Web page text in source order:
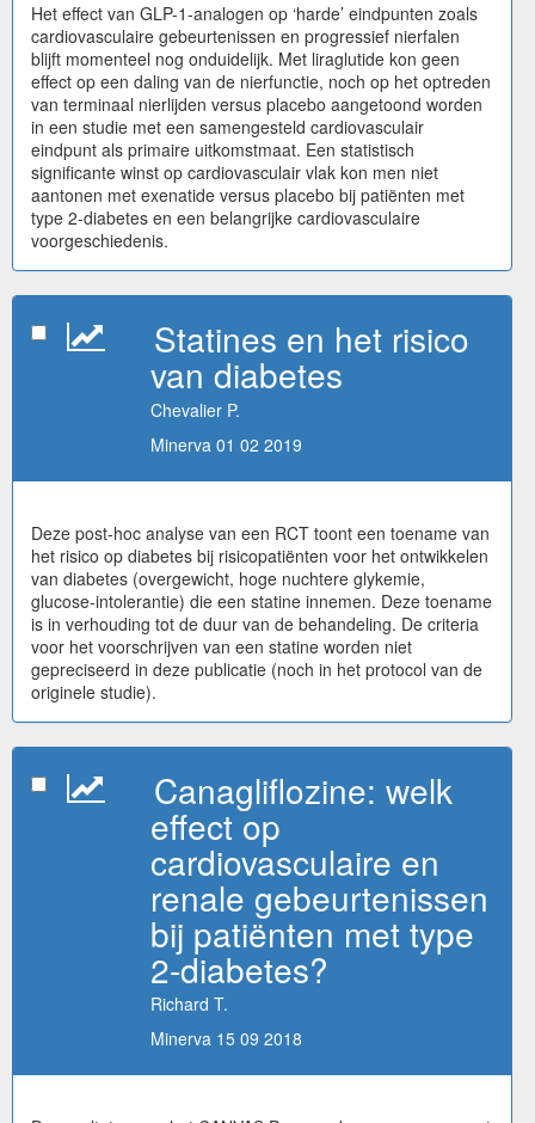
Het effect van GLP-1-analogen op ‘harde’ eindpunten zoals
cardiovasculaire gebeurtenissen en progressief nierfalen
blijft momenteel nog onduidelijk. Met liraglutide kon geen
effect op een daling van de nierfunctie, noch op het optreden
van terminaal nierlijden versus placebo aangetoond worden
in een studie met een samengesteld cardiovasculair
eindpunt als primaire uitkomstmaat. Een statistisch
significante winst op cardiovasculair vlak kon men niet
aantonen met exenatide versus placebo bij patiënten met
type 2-diabetes en een belangrijke cardiovasculaire
voorgeschiedenis.
Statines en het risico
van diabetes
Chevalier P.
Minerva 01 02 2019
Deze post-hoc analyse van een RCT toont een toename van
het risico op diabetes bij risicopatiënten voor het ontwikkelen
van diabetes (overgewicht, hoge nuchtere glykemie,
glucose-intolerantie) die een statine innemen. Deze toename
is in verhouding tot de duur van de behandeling. De criteria
voor het voorschrijven van een statine worden niet
gepreciseerd in deze publicatie (noch in het protocol van de
originele studie).
Canagliflozine: welk
effect op
cardiovasculaire en
renale gebeurtenissen
bij patiënten met type
2-diabetes?
Richard T.
Minerva 15 09 2018